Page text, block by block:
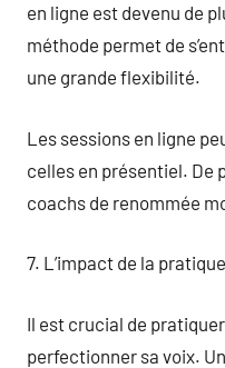
en ligne est devenu de
méthode permet de
une grande flexibilité.
Les sessions en ligne
celles en présentiel. De
coachs de renommée
7. L’impact de la
Il est crucial de
perfectionner sa voix.